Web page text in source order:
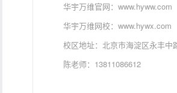
华宇万维官网：www.hyww.com
华宇万维网校：www.hywx.com
校区地址：北京市海淀区永丰中
陈老师：13811086612